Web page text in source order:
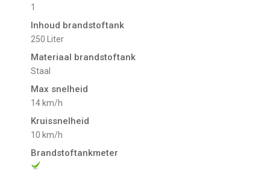
1
Inhoud brandstoftank
250 Liter
Materiaal brandstoftank
Staal
Max snelheid
14 km/h
Kruissnelheid
10 km/h
Brandstoftankmeter